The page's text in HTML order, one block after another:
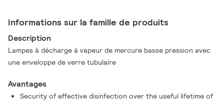
Informations sur la famille de produits
Description
Lampes à décharge à vapeur de mercure basse pression avec
une enveloppe de verre tubulaire
Avantages
Security of effective disinfection over the useful lifetime of